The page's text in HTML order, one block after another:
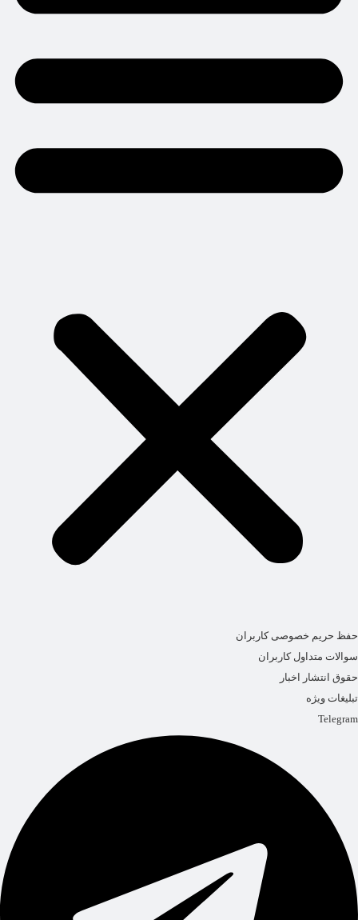
حفظ حریم خصوصی کاربران
سوالات متداول کاربران
حقوق انتشار اخبار
تبلیغات ویژه
Telegram